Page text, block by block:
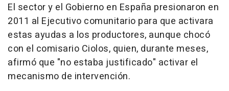
El sector y el Gobierno en España presionaron en
2011 al Ejecutivo comunitario para que activara
estas ayudas a los productores, aunque chocó
con el comisario Ciolos, quien, durante meses,
afirmó que "no estaba justificado" activar el
mecanismo de intervención.